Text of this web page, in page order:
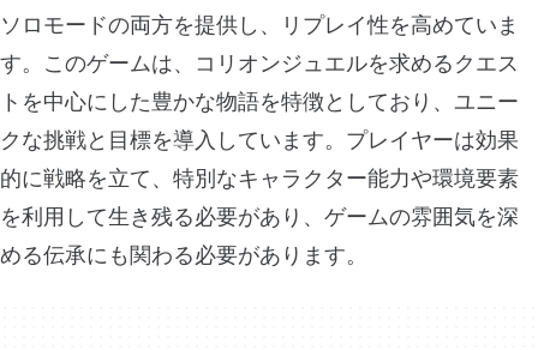
ソロモードの両方を提供し、リプレイ性を高めていま
す。このゲームは、コリオンジュエルを求めるクエス
トを中心にした豊かな物語を特徴としており、ユニー
クな挑戦と目標を導入しています。プレイヤーは効果
的に戦略を立て、特別なキャラクター能力や環境要素
を利用して生き残る必要があり、ゲームの雰囲気を深
める伝承にも関わる必要があります。